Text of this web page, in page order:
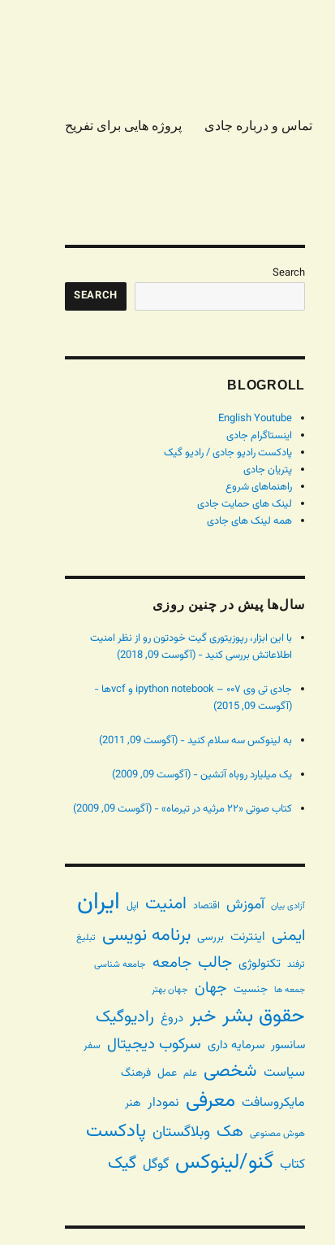
تماس و درباره جادی پروژه هایی برای تفریح
Search
SEARCH
BLOGROLL
English Youtube
اینستاگرام جادی
پادکست رادیو جادی / رادیو گیک
پتریان جادی
راهنماهای شروع
لینک های حمایت جادی
همه لینک های جادی
سال‌ها پیش در چنین روزی
با این ابزار، رپوزیتوری گیت خودتون رو از نظر امنیت
اطلاعاتش بررسی کنید - (آگوست 09, 2018)
جادی تی وی ۰۰۷ – ipython notebook و vcfها -
(آگوست 09, 2015)
به لینوکس سه سلام کنید - (آگوست 09, 2011)
یک میلیارد روباه آتشین - (آگوست 09, 2009)
کتاب صوتی «۲۲ مرثیه در تیرماه» - (آگوست 09, 2009)
آزادی بیان آموزش اقتصاد امنیت اپل ایران
ایمنی اینترنت بررسی برنامه نویسی تبلیغ
ترفند تکنولوژی جالب جامعه جامعه شناسی
جمعه ها جنسیت جهان جهان بهتر
حقوق بشر خبر دروغ رادیوگیک
سانسور سرمایه داری سرکوب دیجیتال سفر
سیاست شخصی علم عمل فرهنگ
مایکروسافت معرفی نمودار هنر
هوش مصنوعی هک وبلاگستان پادکست
کتاب گنو/لینوکس گوگل گیک